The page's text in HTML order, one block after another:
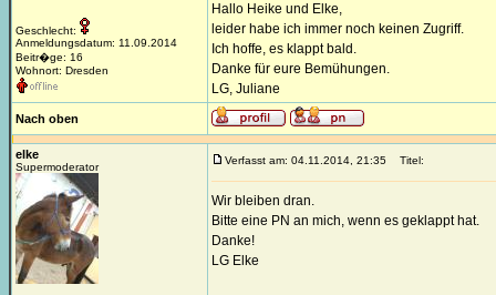
Geschlecht:
Anmeldungsdatum: 11.09.2014
Beitr�ge: 16
Wohnort: Dresden
Hallo Heike und Elke,
leider habe ich immer noch keinen Zugriff.
Ich hoffe, es klappt bald.
Danke für eure Bemühungen.
LG, Juliane
Nach oben
elke
Supermoderator
Verfasst am: 04.11.2014, 21:35 Titel:
Wir bleiben dran.
Bitte eine PN an mich, wenn es geklappt hat.
Danke!
LG Elke